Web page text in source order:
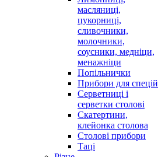
масляниці,
цукорниці,
сливочники,
молочники,
соусники, медніци,
менажніци
Попільнички
Прибори для спецій
Серветниці і
серветки столові
Скатертини,
клейонка столова
Столові прибори
Таці